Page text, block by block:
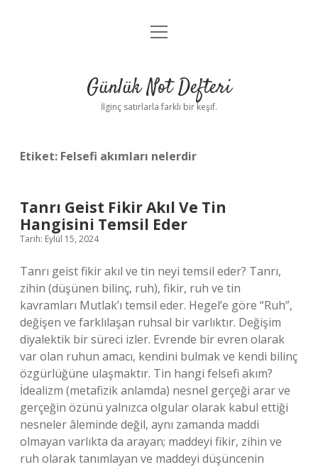
Anasayfa
Yasal Uyarı
menüyü
Günlük Not Defteri
İlginç satırlarla farklı bir keşif.
Etiket: Felsefi akımları nelerdir
Tanrı Geist Fikir Akıl Ve Tin
Hangisini Temsil Eder
Tarih: Eylül 15, 2024
Tanrı geist fikir akıl ve tin neyi temsil eder? Tanrı,
zihin (düşünen bilinç, ruh), fikir, ruh ve tin
kavramları Mutlak’ı temsil eder. Hegel’e göre “Ruh”,
değişen ve farklılaşan ruhsal bir varlıktır. Değişim
diyalektik bir süreci izler. Evrende bir evren olarak
var olan ruhun amacı, kendini bulmak ve kendi bilinç
özgürlüğüne ulaşmaktır. Tin hangi felsefi akım?
İdealizm (metafizik anlamda) nesnel gerçeği arar ve
gerçeğin özünü yalnızca olgular olarak kabul ettiği
nesneler âleminde değil, aynı zamanda maddi
olmayan varlıkta da arayan; maddeyi fikir, zihin ve
ruh olarak tanımlayan ve maddeyi düşüncenin